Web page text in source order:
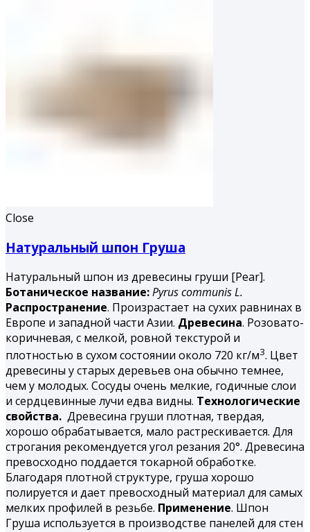
Close
Натуральный шпон Груша
Натуральный шпон из древесины груши [Pear].
Ботаническое название:PyruscommunisL.
Распространение. Произрастает на сухих равнинах в
Европе и западной части Азии. Древесина. Розовато-
коричневая, с мелкой, ровной тексту­рой и
плотностью в сухом состоянии около 720 кг/м3. Цвет
древесины у старых деревьев она обычно темнее,
чем у молодых. Сосуды очень мелкие, годичные слои
и сердцевинные лучи едва видны. Технологические
свойства. Древесина груши плотная, твердая,
хорошо обрабатывается, мало растрескивается. Для
строгания рекомендуется угол резания 20°. Древесина
превосходно под­дается токарной обработке.
Благодаря плотной структуре, груша хорошо
полируется и дает превосходный материал для самых
мелких профилей в резьбе. Применение. Шпон
Груша используется в производстве панелей для стен